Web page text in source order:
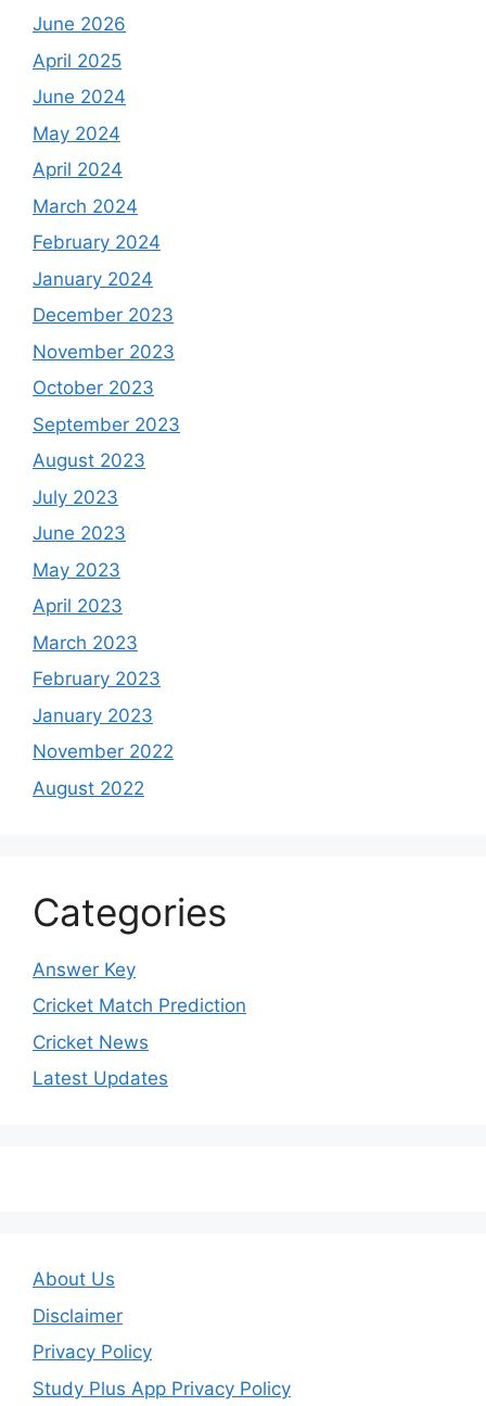
June 2026
April 2025
June 2024
May 2024
April 2024
March 2024
February 2024
January 2024
December 2023
November 2023
October 2023
September 2023
August 2023
July 2023
June 2023
May 2023
April 2023
March 2023
February 2023
January 2023
November 2022
August 2022
Categories
Answer Key
Cricket Match Prediction
Cricket News
Latest Updates
About Us
Disclaimer
Privacy Policy
Study Plus App Privacy Policy